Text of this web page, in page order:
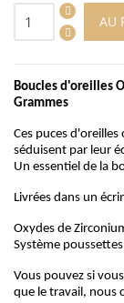
AU
Boucles d'oreilles
Grammes
Ces puces
séduisent par leur
Un essentiel de la
Livrées dans un
Oxydes de
Système
Vous pouvez si
que le travail, nous